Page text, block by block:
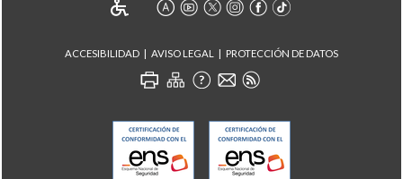
ACCESIBILIDAD AVISO LEGAL PROTECCIÓN DE DATOS